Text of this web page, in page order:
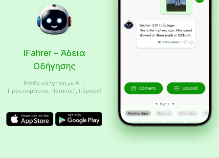
iFahrer – Άδεια
Οδήγησης
Μάθε οδήγηση με AI –
Προετοιμάσου, Πρακτική, Πέρασε!